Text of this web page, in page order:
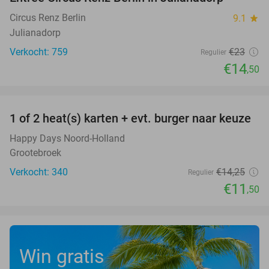
Circus Renz Berlin 9.1 star
Julianadorp
Verkocht: 759
Regulier €23
€14,50
19%
1 of 2 heat(s) karten + evt. burger naar keuze
Happy Days Noord-Holland
Grootebroek
Verkocht: 340
Regulier €14,25
€11 ,50
Win gratis